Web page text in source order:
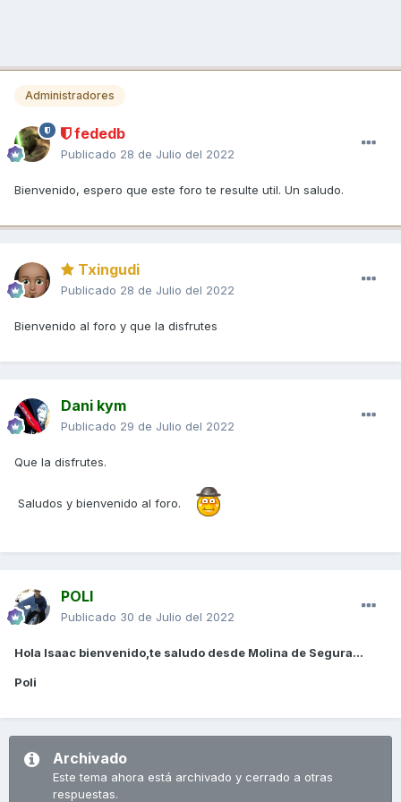
Administradores
fededb
Publicado 28 de Julio del 2022
Bienvenido, espero que este foro te resulte util. Un saludo.
Txingudi
Publicado 28 de Julio del 2022
Bienvenido al foro y que la disfrutes
Dani kym
Publicado 29 de Julio del 2022
Que la disfrutes.
Saludos y bienvenido al foro.
POLI
Publicado 30 de Julio del 2022
Hola Isaac bienvenido,te saludo desde Molina de Segura...
Poli
Archivado
Este tema ahora está archivado y cerrado a otras
respuestas.